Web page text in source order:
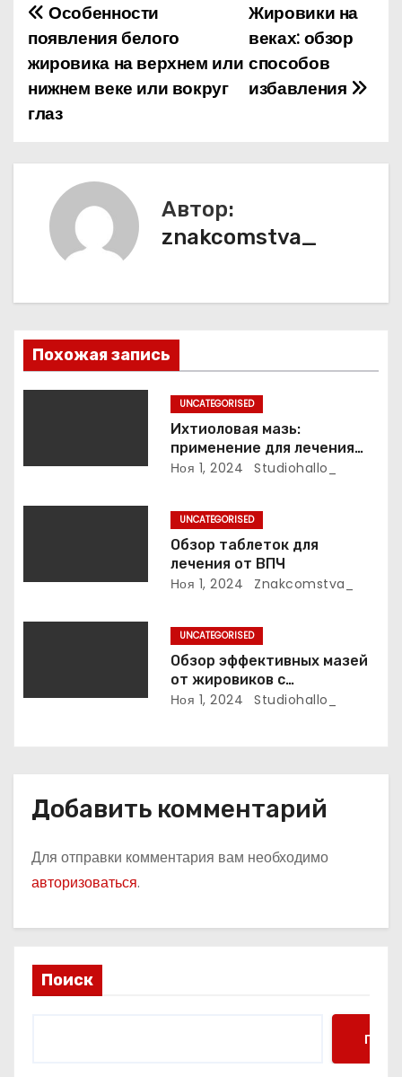
Н
а
в
г
п
о
а
п
с
я
Жировики на
веках: обзор
способов
избавления
Особенности
появления белого
жировика на верхнем или
нижнем веке или вокруг
глаз
Автор:
znakcomstva_
Похожая запись
UNCATEGORISED
Ихтиоловая мазь:
применение для лечения
фурункулов
Ноя 1, 2024 Studiohallo_
UNCATEGORISED
Обзор таблеток для
лечения от ВПЧ
Ноя 1, 2024 Znakcomstva_
UNCATEGORISED
Обзор эффективных мазей
от жировиков с
рассасывающим эффектом
Ноя 1, 2024 Studiohallo_
Добавить комментарий
Для отправки комментария вам необходимо
авторизоваться.
Поиск
Поиск